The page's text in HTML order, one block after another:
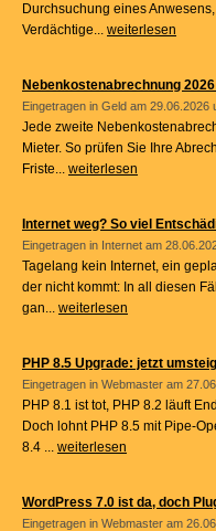
Durchsuchung eines
Verdächtige... weiterlesen
Nebenkostenabrechnung
Eingetragen in Geld am 29.06.2026
Jede zweite
Mieter. So prüfen Sie Ihre
Friste... weiterlesen
Internet weg? So viel
Eingetragen in Internet am
Tagelang kein Internet, ein
der nicht kommt: In all diesen
gan... weiterlesen
PHP 8.5 Upgrade: jetzt
Eingetragen in Webmaster am
PHP 8.1 ist tot, PHP 8.2 läuft
Doch lohnt PHP 8.5 mit Pipe-
8.4 ... weiterlesen
WordPress 7.0 ist da, doch
Eingetragen in Webmaster am